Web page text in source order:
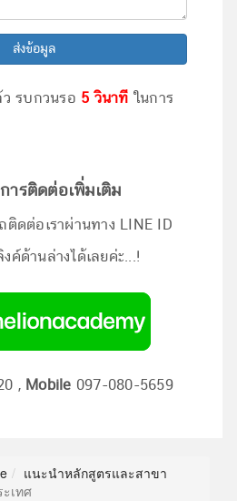
ส่งข้อมูล
รบกวนรอ 5 วินาที ในการ
ารติดต่อเพิ่มเติม
ดต่อเราผ่านทาง LINE ID
ค์ด้านล่างได้เลยค่ะ...!
, Mobile 097-080-5659
แนะนำหลักสูตรและสาขา
เทศ